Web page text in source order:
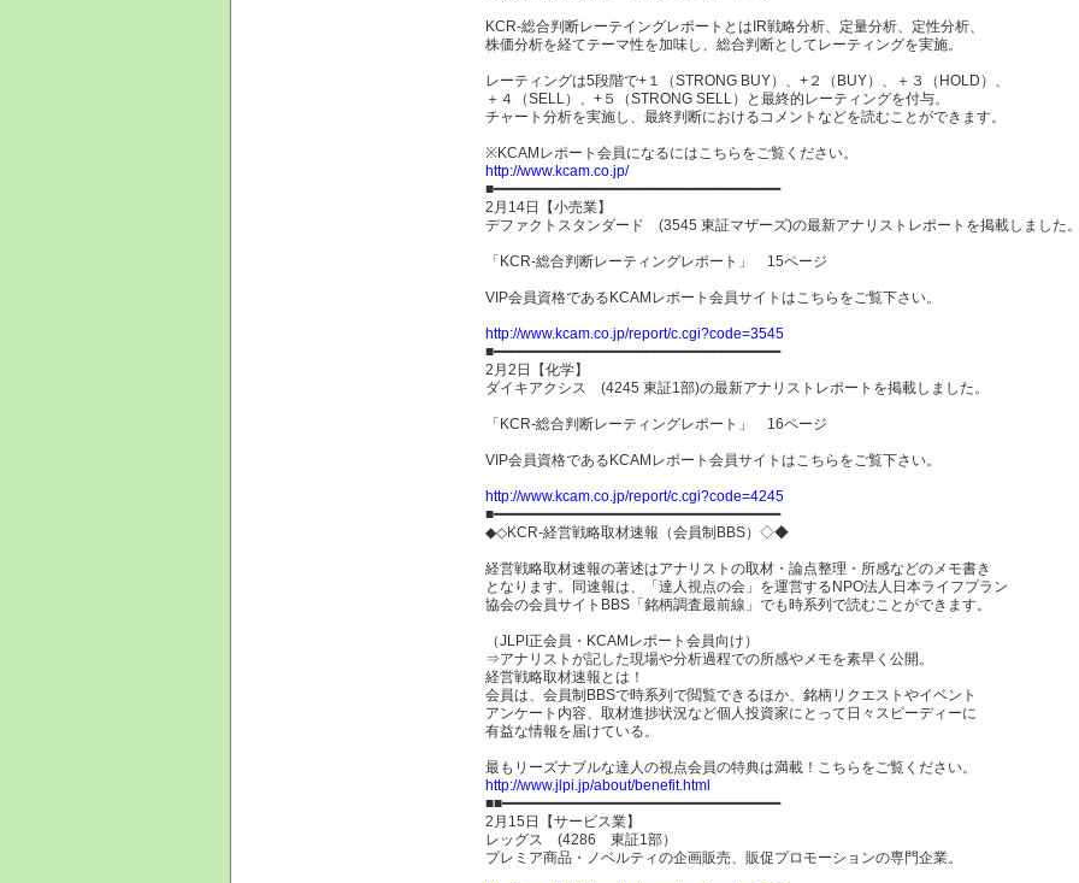
KCR-総合判断レーテイングレポートとはIR戦略分析、定量分析、定性分析、
株価分析を経てテーマ性を加味し、総合判断としてレーティングを実施。
レーティングは5段階で+１（STRONG BUY）、+２（BUY）、＋３（HOLD）、
＋４（SELL）、+５（STRONG SELL）と最終的レーティングを付与。
チャート分析を実施し、最終判断におけるコメントなどを読むことができます。
※KCAMレポート会員になるにはこちらをご覧ください。
http://www.kcam.co.jp/
■━━━━━━━━━━━━━━━━━━━━━━━━━━━━━━━━━━
2月14日【小売業】
デファクトスタンダード (3545 東証マザーズ)の最新アナリストレポートを掲載しました
「KCR-総合判断レーティングレポート」 15ページ
VIP会員資格であるKCAMレポート会員サイトはこちらをご覧下さい。
http://www.kcam.co.jp/report/c.cgi?code=3545
■━━━━━━━━━━━━━━━━━━━━━━━━━━━━━━━━━━
2月2日【化学】
ダイキアクシス (4245 東証1部)の最新アナリストレポートを掲載しました。
「KCR-総合判断レーティングレポート」 16ページ
VIP会員資格であるKCAMレポート会員サイトはこちらをご覧下さい。
http://www.kcam.co.jp/report/c.cgi?code=4245
■━━━━━━━━━━━━━━━━━━━━━━━━━━━━━━━━━━
◆◇KCR-経営戦略取材速報（会員制BBS）◇◆
経営戦略取材速報の著述はアナリストの取材・論点整理・所感などのメモ書き
となります。同速報は、「達人視点の会」を運営するNPO法人日本ライフプラン
協会の会員サイトBBS「銘柄調査最前線」でも時系列で読むことができます。
（JLPI正会員・KCAMレポート会員向け）
⇒アナリストが記した現場や分析過程での所感やメモを素早く公開。
経営戦略取材速報とは！
会員は、会員制BBSで時系列で閲覧できるほか、銘柄リクエストやイベント
アンケート内容、取材進捗状況など個人投資家にとって日々スピーディーに
有益な情報を届けている。
最もリーズナブルな達人の視点会員の特典は満載！こちらをご覧ください。
http://www.jlpi.jp/about/benefit.html
■■━━━━━━━━━━━━━━━━━━━━━━━━━━━━━━━━━
2月15日【サービス業】
レッグス (4286 東証1部）
プレミア商品・ノベルティの企画販売、販促プロモーションの専門企業。